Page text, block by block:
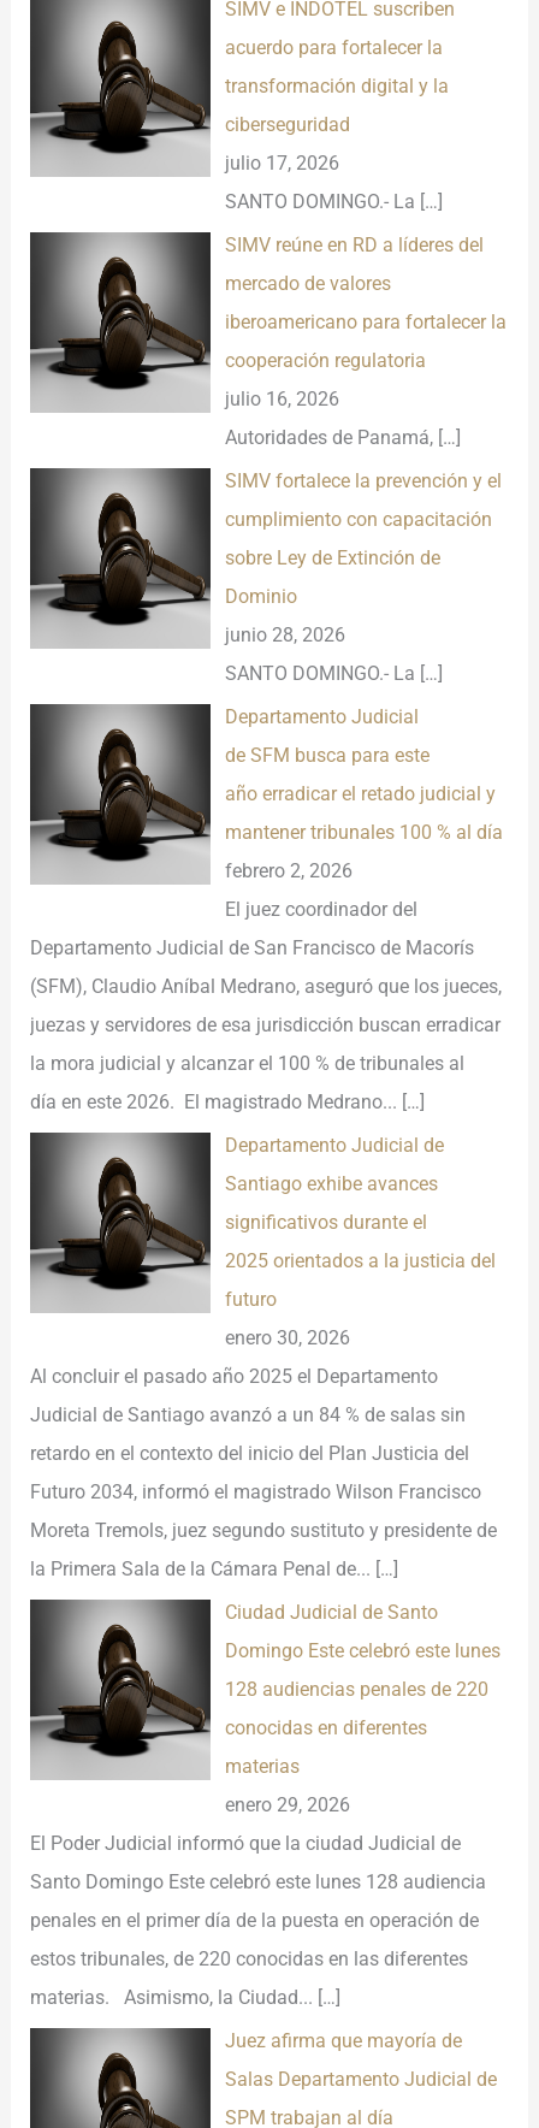
SIMV e INDOTEL suscriben
acuerdo para fortalecer la
transformación digital y la
ciberseguridad
julio 17, 2026
SANTO DOMINGO.- La […]
SIMV reúne en RD a líderes del
mercado de valores
iberoamericano para fortalecer la
cooperación regulatoria
julio 16, 2026
Autoridades de Panamá, […]
SIMV fortalece la prevención y el
cumplimiento con capacitación
sobre Ley de Extinción de
Dominio
junio 28, 2026
SANTO DOMINGO.- La […]
Departamento Judicial
de SFM busca para este
año erradicar el retado judicial y
mantener tribunales 100 % al día
febrero 2, 2026
El juez coordinador del
Departamento Judicial de San Francisco de Macorís
(SFM), Claudio Aníbal Medrano, aseguró que los jueces,
juezas y servidores de esa jurisdicción buscan erradicar
la mora judicial y alcanzar el 100 % de tribunales al
día en este 2026. El magistrado Medrano... […]
Departamento Judicial de
Santiago exhibe avances
significativos durante el
2025 orientados a la justicia del
futuro
enero 30, 2026
Al concluir el pasado año 2025 el Departamento
Judicial de Santiago avanzó a un 84 % de salas sin
retardo en el contexto del inicio del Plan Justicia del
Futuro 2034, informó el magistrado Wilson Francisco
Moreta Tremols, juez segundo sustituto y presidente de
la Primera Sala de la Cámara Penal de... […]
Ciudad Judicial de Santo
Domingo Este celebró este lunes
128 audiencias penales de 220
conocidas en diferentes
materias
enero 29, 2026
El Poder Judicial informó que la ciudad Judicial de
Santo Domingo Este celebró este lunes 128 audiencia
penales en el primer día de la puesta en operación de
estos tribunales, de 220 conocidas en las diferentes
materias. Asimismo, la Ciudad... […]
Juez afirma que mayoría de
Salas Departamento Judicial de
SPM trabajan al día